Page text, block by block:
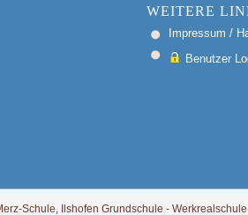
WEITERE
Impressum /
Benutzer
Schule, Ilshofen Grundschule -